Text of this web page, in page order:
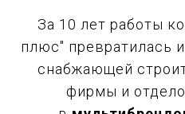
За 10 лет работы
плюс" превратилась
снабжающей
фирмы и